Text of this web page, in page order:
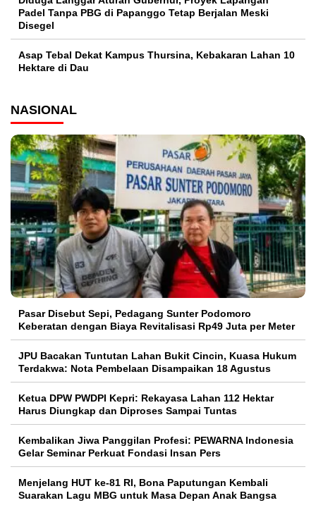
Padel Tanpa PBG di Papanggo Tetap Berjalan Meski
Disegel
Asap Tebal Dekat Kampus Thursina, Kebakaran Lahan 10
Hektare di Dau
NASIONAL
Pasar Disebut Sepi, Pedagang Sunter Podomoro
Keberatan dengan Biaya Revitalisasi Rp49 Juta per Meter
JPU Bacakan Tuntutan Lahan Bukit Cincin, Kuasa Hukum
Terdakwa: Nota Pembelaan Disampaikan 18 Agustus
Ketua DPW PWDPI Kepri: Rekayasa Lahan 112 Hektar
Harus Diungkap dan Diproses Sampai Tuntas
Kembalikan Jiwa Panggilan Profesi: PEWARNA Indonesia
Gelar Seminar Perkuat Fondasi Insan Pers
Menjelang HUT ke-81 RI, Bona Paputungan Kembali
Suarakan Lagu MBG untuk Masa Depan Anak Bangsa